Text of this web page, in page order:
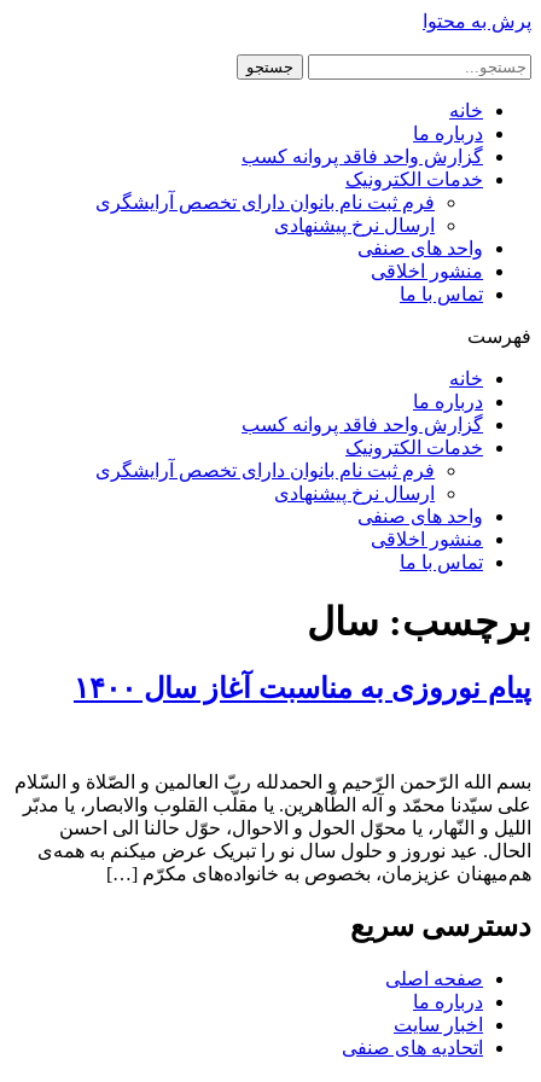
پرش به محتوا
جستجو
خانه
درباره ما
گزارش واحد فاقد پروانه کسب
خدمات الکترونیک
فرم ثبت نام بانوان دارای تخصص آرایشگری
ارسال نرخ پیشنهادی
واحد های صنفی
منشور اخلاقی
تماس با ما
فهرست
خانه
درباره ما
گزارش واحد فاقد پروانه کسب
خدمات الکترونیک
فرم ثبت نام بانوان دارای تخصص آرایشگری
ارسال نرخ پیشنهادی
واحد های صنفی
منشور اخلاقی
تماس با ما
برچسب: سال
پیام نوروزی به مناسبت آغاز سال ۱۴۰۰
بسم الله الرّحمن الرّحیم و الحمدلله ربّ العالمین و الصّلاة و السّلام
علی سیّدنا محمّد و آله الطّاهرین. یا مقلّب القلوب والابصار، یا مدبّر
اللیل و النّهار، یا محوّل الحول و الاحوال، حوّل حالنا الی احسن
الحال. عید نوروز و حلول سال نو را تبریک عرض میکنم به همه‌ی
هم‌میهنان عزیزمان، بخصوص به خانواده‌های مکرّم […]
دسترسی سریع
صفحه اصلی
درباره ما
اخبار سایت
اتحادیه های صنفی